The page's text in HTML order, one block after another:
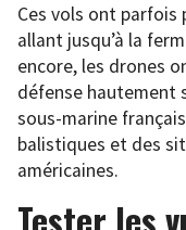
Ces vols ont parfois
allant jusqu’à la
encore, les drones
défense hautement
sous-marine
balistiques et des
américaines.